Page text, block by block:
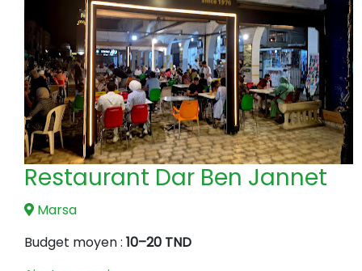
Restaurant Dar Ben Jannet
Marsa
Budget moyen : 10–20 TND